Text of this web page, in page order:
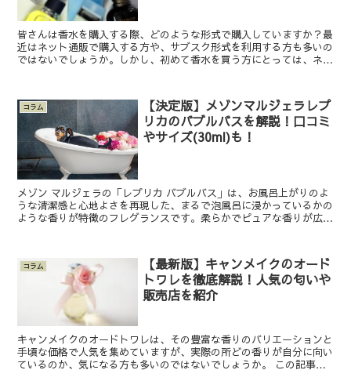
皆さんは香水を購入する際、どのような形式で購入していますか？最
近はネット通販で購入する方や、サブスク形式を利用する方も多いの
ではないでしょうか。しかし、初めて香水を買う方にとっては、ネッ
コラム
【決定版】メゾンマルジェラレプ
リカのバブルバスを解説！口コミ
やサイズ(30ml)も！
メゾン マルジェラの「レプリカ バブルバス」は、お風呂上がりのよ
うな清潔感と心地よさを再現した、まるで泡風呂に浸かっているかの
ような香りが特徴のフレグランスです。柔らかでピュアな香りが広が
コラム
【最新版】キャンメイクのオード
トワレを徹底解説！人気の匂いや
販売店を紹介
キャンメイクのオードトワレは、その豊富な香りのバリエーションと
手頃な価格で人気を集めていますが、実際の所どの香りが自分に向い
ているのか、気になる方も多いのではないでしょうか。 この記事で